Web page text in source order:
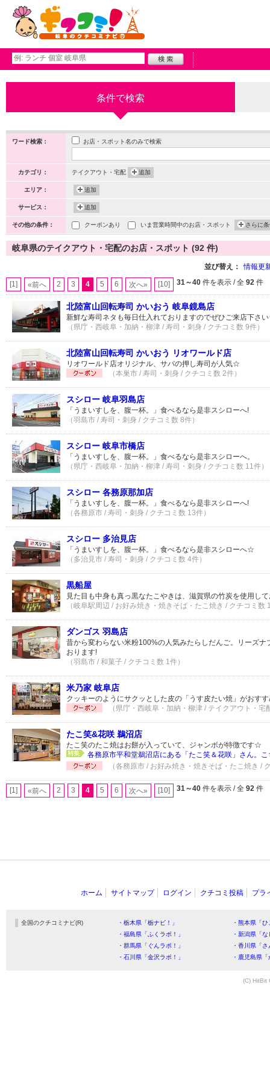
条件で検索
ワード検索： お店・スポット名のみで検索
カテゴリ： テイクアウト・宅配 追加
エリア： 追加
サービス： 追加
その他の条件： クーポンあり いま営業時間中のお店・スポット さらに
岐阜県のテイクアウト・宅配のお店・スポット (92 件)
並び替え： 情報更
[1] «前へ 2 3 4 5 6 次へ» [10] 31～40 件を表示 / 全 92 件
北陸富山回転寿司 かいおう 岐阜鏡島店
新鮮な寿司ネタも毎日仕入れておりますのでぜひご来店下さ
（県庁・西岐阜・加納・柳津 / 寿司・刺身 / クチコミ数 9件）
北陸富山回転寿司 かいおう リオワールド店
リオワールド店オリジナル、サバの押し寿司が人気☆
（本巣市 / 寿司・刺身 / クチコミ数 2件）
スシロー 岐阜羽島店
「うまいすしを、腹一杯。」食べるなら是非スシローへ!
（羽島市 / 寿司・刺身 / クチコミ数 8件）
スシロー 岐阜市橋店
「うまいすしを、腹一杯。」食べるなら是非スシローへ。
（県庁・西岐阜・加納・柳津 / 寿司・刺身 / クチコミ数 11件）
スシロー 各務原那加店
「うまいすしを、腹一杯。」食べるなら是非スシローへ!
（各務原市 / 寿司・刺身 / クチコミ数 13件）
スシロー 多治見店
「うまいすしを、腹一杯。」食べるなら是非スシローへ☆
（多治見市 / 寿司・刺身 / クチコミ数 4件）
黒船屋
見た目も中身も真っ黒なたこやきは、滋賀県の竹炭を使用し
（岐阜駅周辺 / お好み焼き・焼きそば・たこ焼き / クチコミ数
ダンゴス 羽島店
昔から変わらない米粉100%の人気みたらしだんご。リーズナ
おります!
（羽島市 / 和菓子 / クチコミ数 1件）
米乃家 岐阜店
クッキーのようにサクッとした皮の「うす皮たい焼」がおすす
（県庁・西岐阜・加納・柳津 / テイクアウト・宅
たこ笑&花咲 鵜沼店
たこ笑のたこ焼はお餅が入っていて、ジャンボが特徴です☆
各務原市平和堂鵜沼店にある「たこ笑＆花咲」さん。
（各務原市 / お好み焼き・焼きそば・たこ焼き /
[1] «前へ 2 3 4 5 6 次へ» [10] 31～40 件を表示 / 全 92 件
ホーム サイトマップ ログイン クチコミ投稿 プラ
全国のクチコミナビ(R) ・栃木県「栃ナビ！」
・熊本県「
・福島県「ふくラボ！」
・新潟県「
・群馬県「ぐんラボ！」
・香川県「
・石川県「金沢ラボ！」
・鹿児島県
(C) HitBit